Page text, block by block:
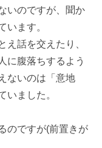
いのですが、聞か
います。
え話を交えたり、
に腹落ちするよう
ないのは「意地
いました。
のですが(前置きが